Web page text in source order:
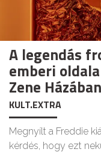
A legendás
emberi
Zene Házában
KULT.EXTRA
Megnyílt a Freddie
kérdés, hogy ezt